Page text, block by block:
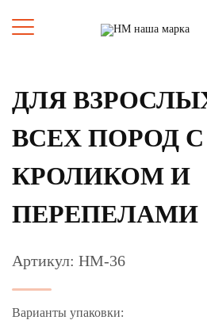
ДЛЯ
ВСЕХ ПОРОД С
КРОЛИКОМ И
ПЕРЕПЕЛАМИ
Артикул: НМ-36
Варианты упаковки: